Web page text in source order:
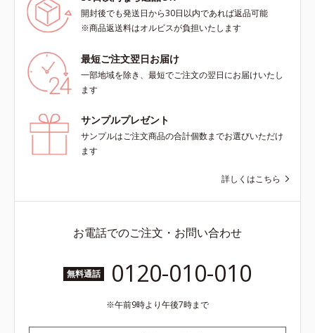
開封後でも発送日から30日以内であれば返品可能
※商品返送料はオルビスが負担いたします
最短ご注文翌日お届け
一部地域を除き、最短でご注文の翌日にお届けいたし
ます
サンプルプレゼント
サンプルはご注文商品の合計個数までお選びいただけ
ます
詳しくはこちら
お電話でのご注文・お問い合わせ
無料通話 0120-010-010
午前9時より午後7時まで